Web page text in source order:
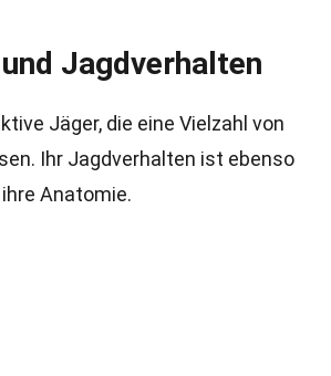
Jagdverhalten
Jäger, die eine Vielzahl von
Ihr Jagdverhalten ist ebenso
Anatomie.